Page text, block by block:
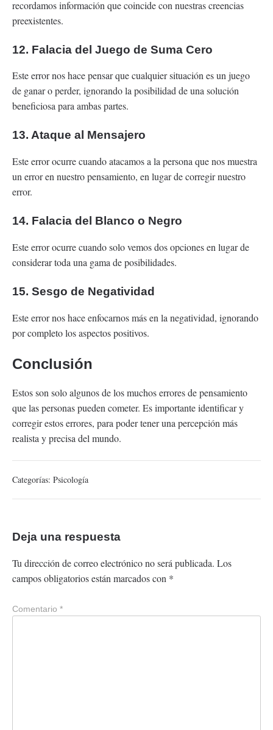
recordamos información que coincide con nuestras creencias
preexistentes.
12. Falacia del Juego de Suma Cero
Este error nos hace pensar que cualquier situación es un juego
de ganar o perder, ignorando la posibilidad de una solución
beneficiosa para ambas partes.
13. Ataque al Mensajero
Este error ocurre cuando atacamos a la persona que nos muestra
un error en nuestro pensamiento, en lugar de corregir nuestro
error.
14. Falacia del Blanco o Negro
Este error ocurre cuando solo vemos dos opciones en lugar de
considerar toda una gama de posibilidades.
15. Sesgo de Negatividad
Este error nos hace enfocarnos más en la negatividad, ignorando
por completo los aspectos positivos.
Conclusión
Estos son solo algunos de los muchos errores de pensamiento
que las personas pueden cometer. Es importante identificar y
corregir estos errores, para poder tener una percepción más
realista y precisa del mundo.
Categorías: Psicología
Deja una respuesta
Tu dirección de correo electrónico no será publicada. Los
campos obligatorios están marcados con *
Comentario *